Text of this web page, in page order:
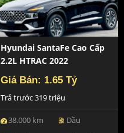
Hyundai SantaFe Cao Cấp
2.2L HTRAC 2022
Giá Bán: 1.65 Tỷ
Trả trước 319 triệu
38.000 km ev_station Dầu